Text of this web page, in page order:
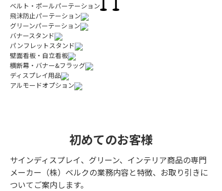
ベルト・ポールパーテーション
飛沫防止パーテーション
グリーンパーテーション
バナースタンド
パンフレットスタンド
壁面看板・自立看板
横断幕・バナー&フラッグ
ディスプレイ用品
アルモードオプション
初めてのお客様
サインディスプレイ、グリーン、インテリア商品の専門
メーカー（株）ベルクの業務内容と特徴、お取り引きに
ついてご案内します。